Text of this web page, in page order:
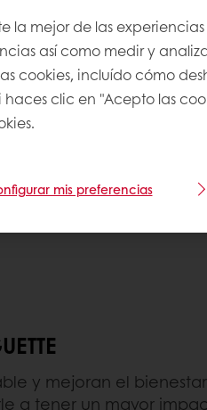
🧄 Baguette con ajo:
sirve como
🍕 Baguette Italiana:
sabor más rico, que a
🫓 Brioche Baguette:
mantequilla, similar al
y mejoran el
a tener un mayor
la mejor de las
así como medir y
cookies, incluído cómo
haces clic en "Acepto las
mis preferencias